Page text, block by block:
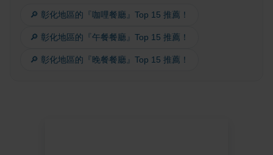
🔎 彰化地區的『咖哩餐廳』Top 15 推薦！
🔎 彰化地區的『午餐餐廳』Top 15 推薦！
🔎 彰化地區的『晚餐餐廳』Top 15 推薦！